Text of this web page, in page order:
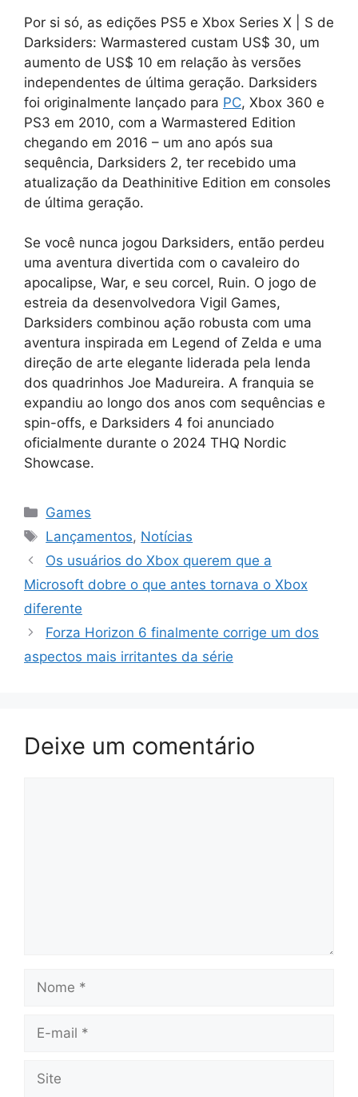
Por si só, as edições PS5 e Xbox Series X | S de
Darksiders: Warmastered custam US$ 30, um
aumento de US$ 10 em relação às versões
independentes de última geração. Darksiders
foi originalmente lançado para PC, Xbox 360 e
PS3 em 2010, com a Warmastered Edition
chegando em 2016 – um ano após sua
sequência, Darksiders 2, ter recebido uma
atualização da Deathinitive Edition em consoles
de última geração.
Se você nunca jogou Darksiders, então perdeu
uma aventura divertida com o cavaleiro do
apocalipse, War, e seu corcel, Ruin. O jogo de
estreia da desenvolvedora Vigil Games,
Darksiders combinou ação robusta com uma
aventura inspirada em Legend of Zelda e uma
direção de arte elegante liderada pela lenda
dos quadrinhos Joe Madureira. A franquia se
expandiu ao longo dos anos com sequências e
spin-offs, e Darksiders 4 foi anunciado
oficialmente durante o 2024 THQ Nordic
Showcase.
Categorias
Games
Tags
Lançamentos, Notícias
Os usuários do Xbox querem que a
Microsoft dobre o que antes tornava o Xbox
diferente
Forza Horizon 6 finalmente corrige um dos
aspectos mais irritantes da série
Deixe um comentário
Nome
Site